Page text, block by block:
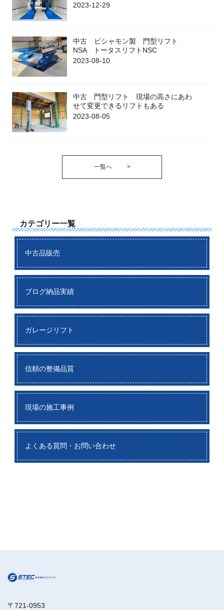
2023-12-29
中古 ビシャモン製 門型リフト
NSA トータスリフトNSC
2023-08-10
中古 門型リフト 現場の高さにあわ
せて変更できるリフトもある
2023-08-05
一覧へ >
カテゴリー一覧
中古品販売
ブログ納品実績
ガレージリフト
信頼の整備品質
現場の施工事例
よくある質問・お問い合わせ
〒721-0953